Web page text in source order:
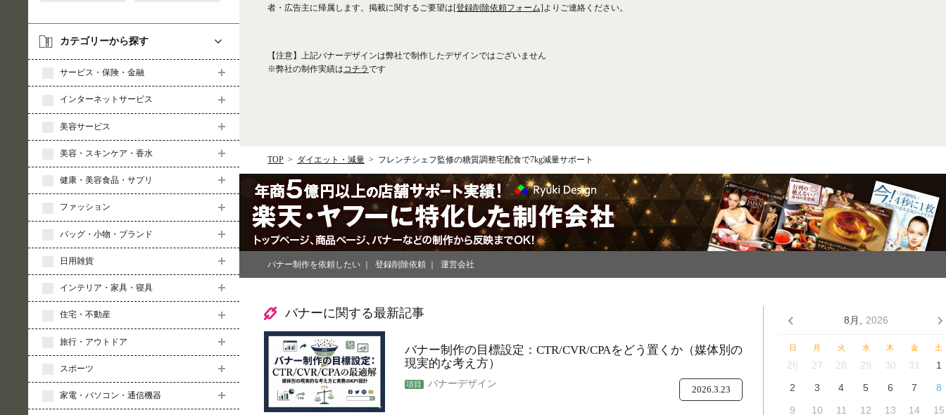
カテゴリーから探す
サービス・保険・金融
インターネットサービス
美容サービス
美容・スキンケア・香水
健康・美容食品・サプリ
ファッション
バッグ・小物・ブランド
日用雑貨
インテリア・家具・寝具
住宅・不動産
旅行・アウトドア
スポーツ
家電・パソコン・通信機器
者・広告主に帰属します。掲載に関するご要望は[登録削除依頼フォーム]よりご連絡ください。
【注意】上記バナーデザインは弊社で制作したデザインではございません
※弊社の制作実績はコチラです
TOP ダイエット・減量 フレンチシェフ監修の糖質調整宅配食で7kg減量サポート
バナー制作を依頼したい 登録削除依頼 運営会社
バナーに関する最新記事
バナー制作の目標設定：CTR/CVR/CPAをどう置くか（媒体別の
現実的な考え方）
バナーデザイン
2026.3.23
8月, 2026
日 月 火 水 木 金 土
26 27 28 29 30 31
1
2
3 4 5 6 7
8
9
10 11 12 13 14 15